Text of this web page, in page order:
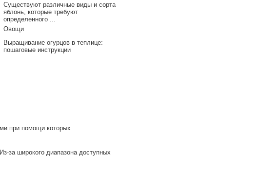
Существуют различные виды и сорта
яблонь, которые требуют
определенного ...
Овощи
Выращивание огурцов в теплице:
пошаговые инструкции
при помощи которых
за широкого диапазона доступных